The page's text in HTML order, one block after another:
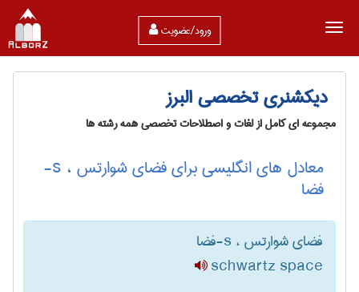
ورود/عضویت
دیکشنری تخصصی البرز
مجموعه ای کامل از لغات و اصطلاحات تخصصی همه رشته ها
معادل های انگلیسی برای فضای شوارتس ، s-
فضا
فضای شوارتس ، s-فضا
schwartz space